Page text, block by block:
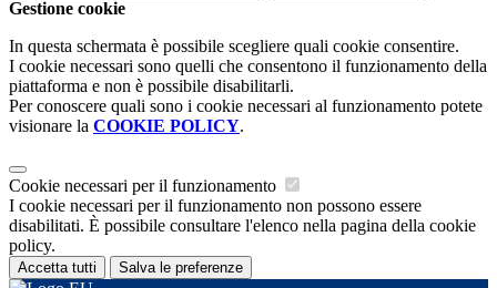
Gestione cookie
In questa schermata è possibile scegliere quali cookie consentire.
I cookie necessari sono quelli che consentono il funzionamento della
piattaforma e non è possibile disabilitarli.
Per conoscere quali sono i cookie necessari al funzionamento potete
visionare la COOKIE POLICY.
Cookie necessari per il funzionamento
I cookie necessari per il funzionamento non possono essere
disabilitati. È possibile consultare l'elenco nella pagina della cookie
policy.
Accetta tutti Salva le preferenze